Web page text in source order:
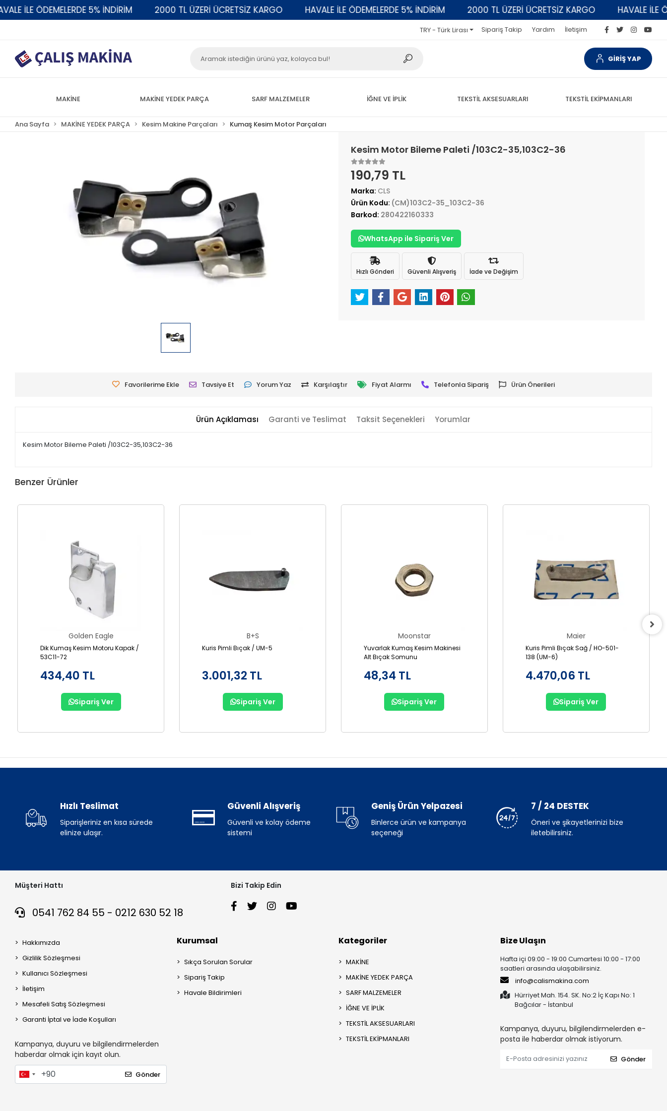
İLE ÖDEMELERDE 5% İNDİRİM 2000 TL ÜZERİ ÜCRETSİZ KARGO HAVALE İLE ÖDEMELERDE 5% İNDİRİM 2000 TL ÜZERİ ÜCRETSİZ KARGO HAVALE İLE
TRY - Türk Lirası Sipariş Takip Yardım İletişim
GİRİŞ YAP
MAKİNE MAKİNE YEDEK PARÇA SARF MALZEMELER İĞNE VE İPLİK TEKSTİL AKSESUARLARI TEKSTİL EKİPMANLARI
Ana Sayfa MAKİNE YEDEK PARÇA Kesim Makine Parçaları Kumaş Kesim Motor Parçaları
Kesim Motor Bileme Paleti /103C2-35,103C2-36
190,79 TL
Marka: CLS
Ürün Kodu: (CM)103C2-35_103C2-36
Barkod: 280422160333
WhatsApp ile Sipariş Ver
Hızlı Gönderi Güvenli Alışveriş İade ve Değişim
Favorilerime Ekle Tavsiye Et Yorum Yaz Karşılaştır Fiyat Alarmı Telefonla Sipariş Ürün Önerileri
Ürün Açıklaması Garanti ve Teslimat Taksit Seçenekleri Yorumlar
Kesim Motor Bileme Paleti /103C2-35,103C2-36
Benzer Ürünler
Golden Eagle
Dik Kumaş Kesim Motoru Kapak /
53C11-72
434,40 TL
Sipariş Ver
B+S
Kuris Pimli Bıçak / UM-5
3.001,32 TL
Sipariş Ver
Moonstar
Yuvarlak Kumaş Kesim Makinesi
Alt Bıçak Somunu
48,34 TL
Sipariş Ver
Maier
Kuris Pimli Bıçak Sağ / HO-501-
138 (UM-6)
4.470,06 TL
Sipariş Ver
Hızlı Teslimat
Siparişleriniz en kısa sürede
elinize ulaşır.
Güvenli Alışveriş
Güvenli ve kolay ödeme
sistemi
Geniş Ürün Yelpazesi
Binlerce ürün ve kampanya
seçeneği
7 / 24 DESTEK
Öneri ve şikayetlerinizi bize
iletebilirsiniz.
Müşteri Hattı
0541 762 84 55 - 0212 630 52 18
Bizi Takip Edin
Hakkımızda
Gizlilik Sözleşmesi
Kullanıcı Sözleşmesi
İletişim
Mesafeli Satış Sözleşmesi
Garanti İptal ve İade Koşulları
Kampanya, duyuru ve bilgilendirmelerden
haberdar olmak için kayıt olun.
Gönder
Kurumsal
Sıkça Sorulan Sorular
Sipariş Takip
Havale Bildirimleri
Kategoriler
MAKİNE
MAKİNE YEDEK PARÇA
SARF MALZEMELER
İĞNE VE İPLİK
TEKSTİL AKSESUARLARI
TEKSTİL EKİPMANLARI
Bize Ulaşın
Hafta içi 09:00 - 19:00 Cumartesi 10:00 - 17:00
saatleri arasında ulaşabilirsiniz.
info@calismakina.com
Hürriyet Mah. 154. SK. No:2 İç Kapı No: 1
Bağcılar - İstanbul
Kampanya, duyuru, bilgilendirmelerden e-
posta ile haberdar olmak istiyorum.
Gönder